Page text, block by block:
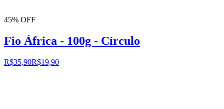
45% OFF
Fio África - 100g - Círculo
R$35,90R$19,90